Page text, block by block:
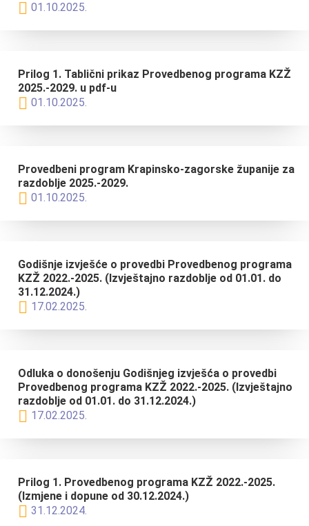
01.10.2025.
Prilog 1. Tablični prikaz Provedbenog programa KZŽ
2025.-2029. u pdf-u
01.10.2025.
Provedbeni program Krapinsko-zagorske županije za
razdoblje 2025.-2029.
01.10.2025.
Godišnje izvješće o provedbi Provedbenog programa
KZŽ 2022.-2025. (Izvještajno razdoblje od 01.01. do
31.12.2024.)
17.02.2025.
Odluka o donošenju Godišnjeg izvješća o provedbi
Provedbenog programa KZŽ 2022.-2025. (Izvještajno
razdoblje od 01.01. do 31.12.2024.)
17.02.2025.
Prilog 1. Provedbenog programa KZŽ 2022.-2025.
(Izmjene i dopune od 30.12.2024.)
31.12.2024.